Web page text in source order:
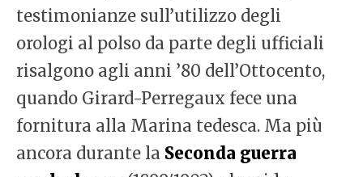
testimonianze sull’utilizzo degli
orologi al polso da parte degli ufficiali
risalgono agli anni ’80 dell’Ottocento,
quando Girard-Perregaux fece una
fornitura alla Marina tedesca. Ma più
ancora durante la Seconda guerra